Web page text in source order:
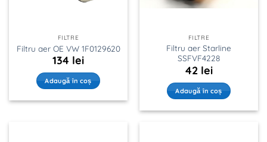
FILTRE
Filtru aer OE VW 1F0129620
134 lei
Adaugă în coș
FILTRE
Filtru aer Starline
SSFVF4228
42 lei
Adaugă în coș